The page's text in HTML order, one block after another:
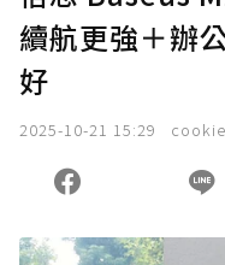
續航更強＋辦
好
2025-10-21 15:29